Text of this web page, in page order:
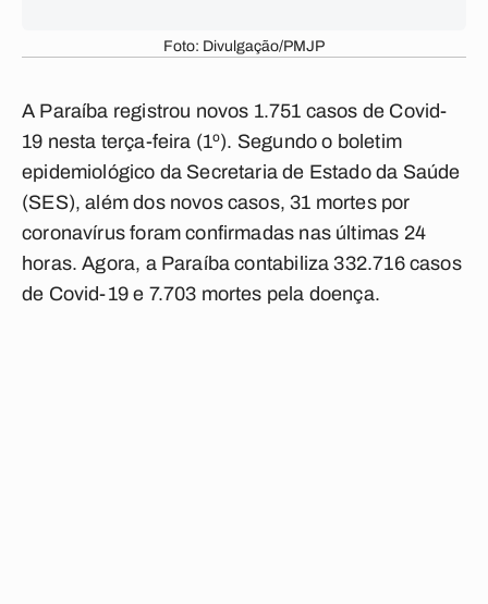
Foto: Divulgação/PMJP
A Paraíba registrou novos 1.751 casos de Covid-
19 nesta terça-feira (1º). Segundo o boletim
epidemiológico da Secretaria de Estado da Saúde
(SES), além dos novos casos, 31 mortes por
coronavírus foram confirmadas nas últimas 24
horas. Agora, a Paraíba contabiliza 332.716 casos
de Covid-19 e 7.703 mortes pela doença.